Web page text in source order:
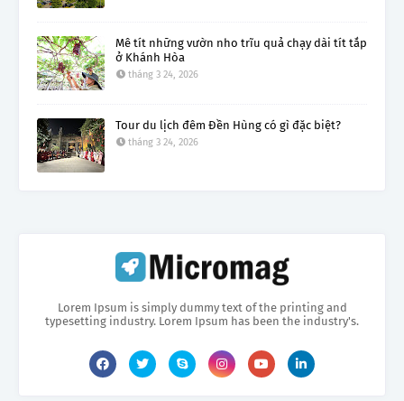
Mê tít những vườn nho trĩu quả chạy dài tít tắp
ở Khánh Hòa
tháng 3 24, 2026
Tour du lịch đêm Đền Hùng có gì đặc biệt?
tháng 3 24, 2026
Lorem Ipsum is simply dummy text of the printing and
typesetting industry. Lorem Ipsum has been the industry's.